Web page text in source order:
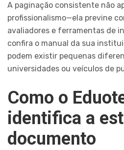
A paginação consistente não
profissionalismo—ela previne
avaliadores e ferramentas de
confira o manual da sua
podem existir pequenas
universidades ou veículos de
Como o
identifica a
documento